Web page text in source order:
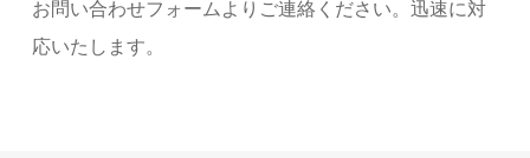
お問い合わせフォームよりご連絡ください。迅速に対
応いたします。